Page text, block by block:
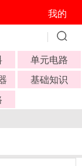
我的
单元电路
基础知识